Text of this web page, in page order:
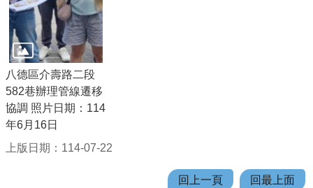
s
h
桃
園
市
政
府
隱
八德區介壽路二段
582巷辦理管線遷移
協調 照片日期：114
年6月16日
上版日期：114-07-22
回上一頁 回最上面